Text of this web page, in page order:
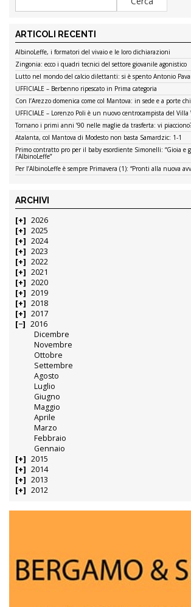
ARTICOLI RECENTI
AlbinoLeffe, i formatori del vivaio e le loro dichiarazioni
Zingonia: ecco i quadri tecnici del settore giovanile agonistico
Lutto nel mondo del calcio dilettanti: si è spento Antonio
UFFICIALE – Berbenno ripescato in Prima categoria
Con l’Arezzo domenica come col Mantova: in sede e a porte
UFFICIALE – Lorenzo Poli è un nuovo centrocampista del Villa
Tornano i primi anni ’90 nelle maglie da trasferta: vi
Atalanta, col Mantova di Modesto non basta Samardzic: 1-1
Primo contratto pro per il baby esordiente Simonelli: “Gioia e
l’AlbinoLeffe”
Per l’AlbinoLeffe è sempre Primavera (1): “Pronti alla nuova
ARCHIVI
2026
2025
2024
2023
2022
2021
2020
2019
2018
2017
2016
Dicembre
Novembre
Ottobre
Settembre
Agosto
Luglio
Giugno
Maggio
Aprile
Marzo
Febbraio
Gennaio
2015
2014
2013
2012